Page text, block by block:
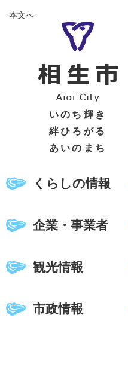
ー
ニ
本文へ
いのち輝き
絆ひろがる
あいのまち
くらしの情報
企業・事業者
観光情報
市政情報